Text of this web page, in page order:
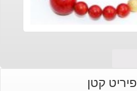
פיריט קטן